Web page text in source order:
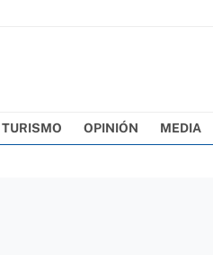
TURISMO OPINIÓN MEDIA